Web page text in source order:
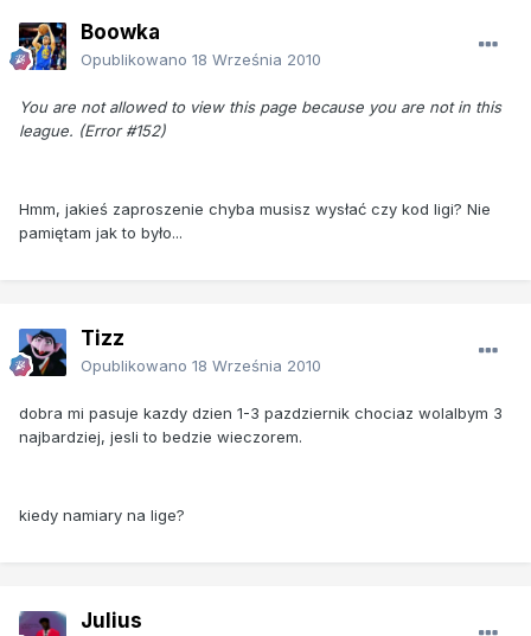
Boowka
Opublikowano 18 Września 2010
You are not allowed to view this page because you are not in this
league. (Error #152)
Hmm, jakieś zaproszenie chyba musisz wysłać czy kod ligi? Nie
pamiętam jak to było...
Tizz
Opublikowano 18 Września 2010
dobra mi pasuje kazdy dzien 1-3 pazdziernik chociaz wolalbym 3
najbardziej, jesli to bedzie wieczorem.
kiedy namiary na lige?
Julius